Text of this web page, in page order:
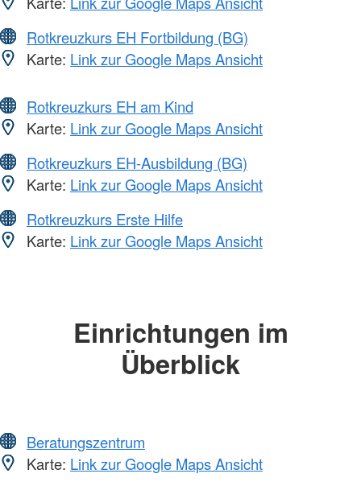
Rotkreuzkurs EH Fortbildung (BG)
Karte: Link zur Google Maps Ansicht
Rotkreuzkurs EH am Kind
Karte: Link zur Google Maps Ansicht
Rotkreuzkurs EH-Ausbildung (BG)
Karte: Link zur Google Maps Ansicht
Rotkreuzkurs Erste Hilfe
Karte: Link zur Google Maps Ansicht
Einrichtungen im
Überblick
Beratungszentrum
Karte: Link zur Google Maps Ansicht